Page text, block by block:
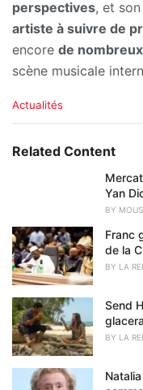
perspectives, et
artiste à suivre de
encore de
scène musicale
C
e
s
:
Actualités
Related Content
Yan
BY
Franc
de la
BY LA
Send
BY LA